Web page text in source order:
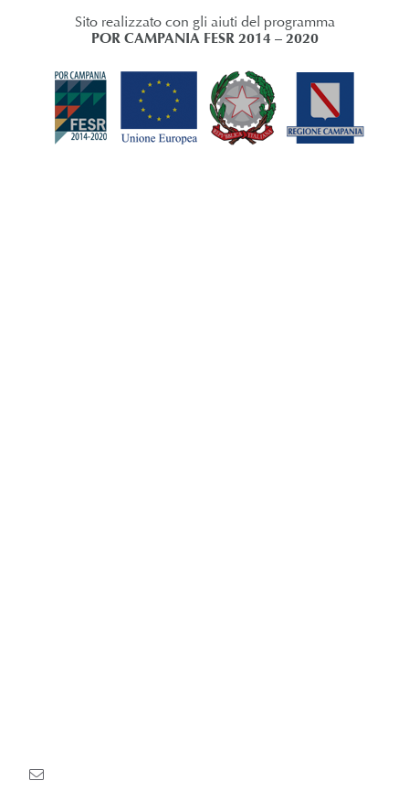
Sito realizzato con gli aiuti del programma
POR CAMPANIA FESR 2014 – 2020